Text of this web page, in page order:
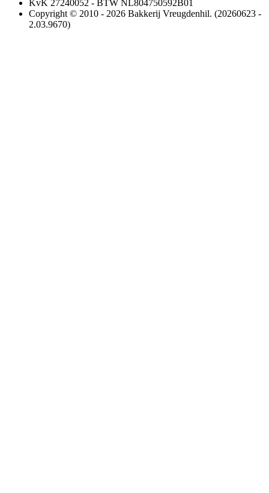
KvK 27240052 - BTW NL804750592B01
Copyright © 2010 - 2026 Bakkerij Vreugdenhil. (20260623 -
2.03.9670)